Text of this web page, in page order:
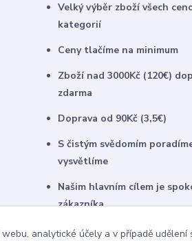
Velký výběr zboží všech
kategorií
Ceny tlačíme na minimum
Zboží nad 3000Kč (120€)
zdarma
Doprava od 90Kč (3,5€)
S čistým svědomím
vysvětlíme
Našim hlavním cílem je
zákazníka
U našich stálých klientů
analytické účely a v případě